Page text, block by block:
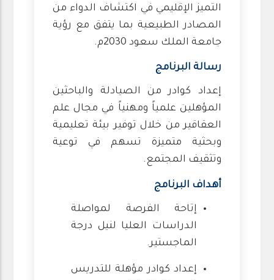
التميز الإقليمي في اكتشاف الدواء من
المصادر الطبيعية بما يتفق مع رؤية
جامعة الملك سعود 2030م.
رسالة البرنامج
إعداد كوادر من الصيادلة والباحثين
المؤهلين علمياً ومهنياً في مجال علم
العقاقير من خلال توفير بيئة تعليمية
وبحثية متميزة تسهم في توعية
وتثقيف المجتمع.
أهداف البرنامج
إتاحة الفرصة لمواصلة
الدراسات العليا لنيل درجة
الماجستير.
إعداد كوادر مؤهلة للتدريس